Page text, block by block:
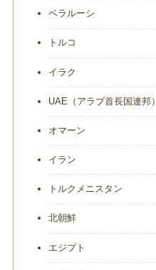
ベラルーシ
トルコ
イラク
UAE（アラブ首長国連邦）
オマーン
イラン
トルクメニスタン
北朝鮮
エジプト